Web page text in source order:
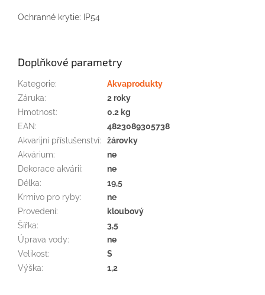
Ochranné krytie: IP54
Doplňkové parametry
Kategorie:
Akvaprodukty
Záruka:
2 roky
Hmotnost:
0.2 kg
EAN:
4823089305738
Akvarijní příslušenství:
žárovky
Akvárium:
ne
Dekorace akvárií:
ne
Délka:
19,5
Krmivo pro ryby:
ne
Provedení:
kloubový
Šířka:
3,5
Úprava vody:
ne
Velikost:
S
Výška: 1,2